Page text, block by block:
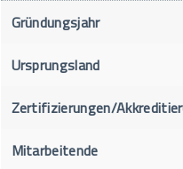
Gründungsjahr
Ursprungsland
Zertifizierungen/
Mitarbeitende